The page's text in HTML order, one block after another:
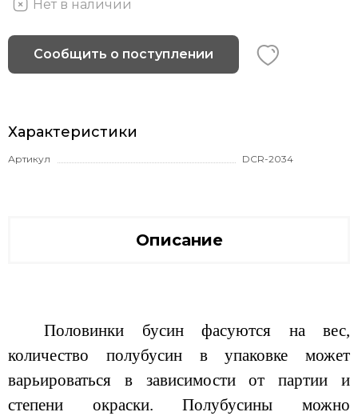
Нет в наличии
Сообщить о поступлении
Характеристики
Артикул DCR-2034
Описание
Половинки бусин фасуются на вес,
количество полубусин в упаковке может
варьироваться в зависимости от партии и
степени окраски. Полубусины можно